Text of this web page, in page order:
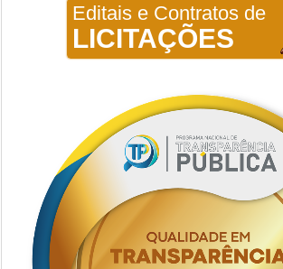
Editais e Contratos de
LICITAÇÕES